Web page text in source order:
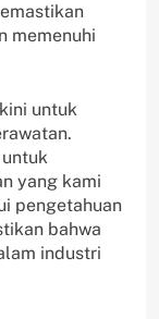
memenuhi
untuk
yang kami
pengetahuan
bahwa
industri